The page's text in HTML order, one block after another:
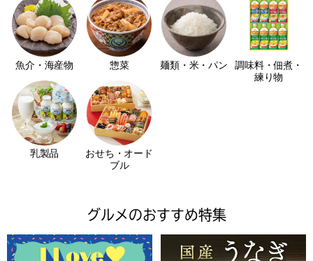
魚介・海産物 惣菜 麺類・米・パン
調味料・佃煮・
練り物
乳製品
おせち・オード
ブル
グルメのおすすめ特集